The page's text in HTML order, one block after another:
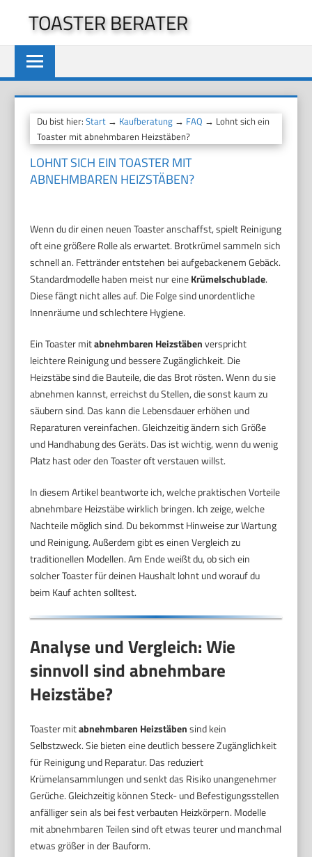
springen
TOASTER BERATER
Du bist hier:Start → Kaufberatung → FAQ → Lohnt sich ein
Toaster mit abnehmbaren Heizstäben?
LOHNT SICH EIN TOASTER MIT
ABNEHMBAREN HEIZSTÄBEN?
Wenn du dir einen neuen Toaster anschaffst, spielt Reinigung
oft eine größere Rolle als erwartet. Brotkrümel sammeln sich
schnell an. Fettränder entstehen bei aufgebackenem Gebäck.
Standardmodelle haben meist nur eineKrümelschublade.
Diese fängt nicht alles auf. Die Folge sind unordentliche
Innenräume und schlechtere Hygiene.
Ein Toaster mitabnehmbaren Heizstäbenverspricht
leichtere Reinigung und bessere Zugänglichkeit. Die
Heizstäbe sind die Bauteile, die das Brot rösten. Wenn du sie
abnehmen kannst, erreichst du Stellen, die sonst kaum zu
säubern sind. Das kann die Lebensdauer erhöhen und
Reparaturen vereinfachen. Gleichzeitig ändern sich Größe
und Handhabung des Geräts. Das ist wichtig, wenn du wenig
Platz hast oder den Toaster oft verstauen willst.
In diesem Artikel beantworte ich, welche praktischen Vorteile
abnehmbare Heizstäbe wirklich bringen. Ich zeige, welche
Nachteile möglich sind. Du bekommst Hinweise zur Wartung
und Reinigung. Außerdem gibt es einen Vergleich zu
traditionellen Modellen. Am Ende weißt du, ob sich ein
solcher Toaster für deinen Haushalt lohnt und worauf du
beim Kauf achten solltest.
Analyse und Vergleich: Wie
sinnvoll sind abnehmbare
Heizstäbe?
Toaster mitabnehmbaren Heizstäbensind kein
Selbstzweck. Sie bieten eine deutlich bessere Zugänglichkeit
für Reinigung und Reparatur. Das reduziert
Krümelansammlungen und senkt das Risiko unangenehmer
Gerüche. Gleichzeitig können Steck- und Befestigungsstellen
anfälliger sein als bei fest verbauten Heizkörpern. Modelle
mit abnehmbaren Teilen sind oft etwas teurer und manchmal
etwas größer in der Bauform.